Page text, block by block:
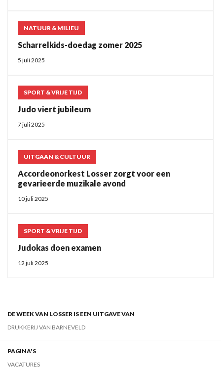
NATUUR & MILIEU
Scharrelkids-doedag zomer 2025
5 juli 2025
SPORT & VRIJE TIJD
Judo viert jubileum
7 juli 2025
UITGAAN & CULTUUR
Accordeonorkest Losser zorgt voor een
gevarieerde muzikale avond
10 juli 2025
SPORT & VRIJE TIJD
Judokas doen examen
12 juli 2025
DE WEEK VAN LOSSER IS EEN UITGAVE VAN
DRUKKERIJ VAN BARNEVELD
PAGINA'S
VACATURES